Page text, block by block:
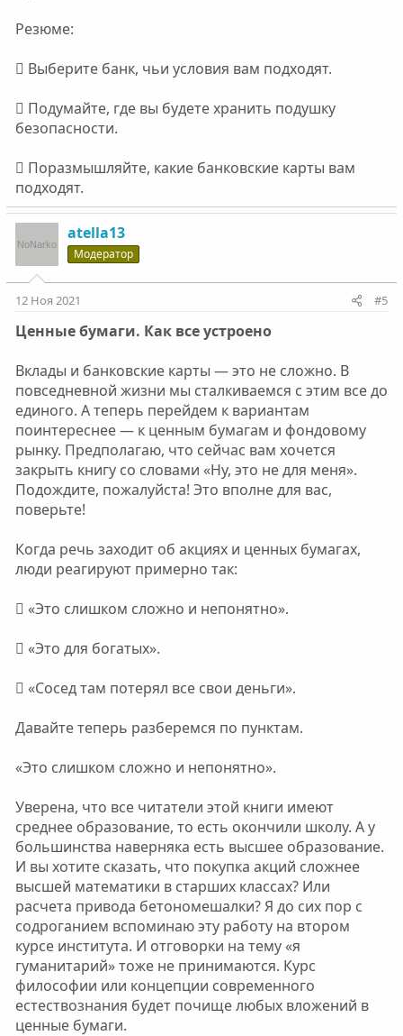
Резюме:
 Выберите банк, чьи условия вам подходят.
 Подумайте, где вы будете хранить подушку
безопасности.
 Поразмышляйте, какие банковские карты вам
подходят.
atella13
Модератор
12 Ноя 2021 #5
Ценные бумаги. Как все устроено
Вклады и банковские карты — это не сложно. В
повседневной жизни мы сталкиваемся с этим все до
единого. А теперь перейдем к вариантам
поинтереснее — к ценным бумагам и фондовому
рынку. Предполагаю, что сейчас вам хочется
закрыть книгу со словами «Ну, это не для меня».
Подождите, пожалуйста! Это вполне для вас,
поверьте!
Когда речь заходит об акциях и ценных бумагах,
люди реагируют примерно так:
 «Это слишком сложно и непонятно».
 «Это для богатых».
 «Сосед там потерял все свои деньги».
Давайте теперь разберемся по пунктам.
«Это слишком сложно и непонятно».
Уверена, что все читатели этой книги имеют
среднее образование, то есть окончили школу. А у
большинства наверняка есть высшее образование.
И вы хотите сказать, что покупка акций сложнее
высшей математики в старших классах? Или
расчета привода бетономешалки? Я до сих пор с
содроганием вспоминаю эту работу на втором
курсе института. И отговорки на тему «я
гуманитарий» тоже не принимаются. Курс
философии или концепции современного
естествознания будет почище любых вложений в
ценные бумаги.